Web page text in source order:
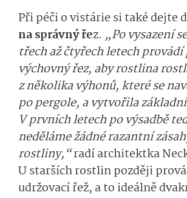
Při péči o vistárie si také dejte
na správný řez. „Po vysazení
třech až čtyřech letech provádí
výchovný řez, aby rostlina
z několika výhonů, které se
po pergole, a vytvořila
V prvních letech po výsadbě
neděláme žádné razantní
rostliny,“radí architektka
U starších rostlin později
udržovací řež, a to ideálně